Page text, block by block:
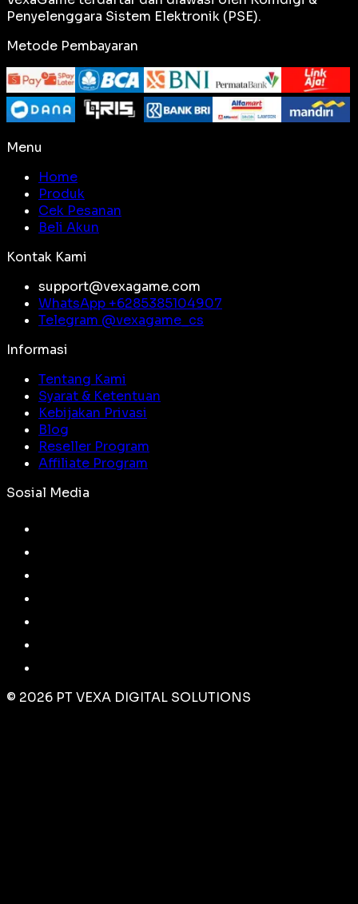
Penyelenggara Sistem Elektronik (PSE).
Metode Pembayaran
Menu
Home
Produk
Cek Pesanan
Beli Akun
Kontak Kami
support@vexagame.com
WhatsApp +6285385104907
Telegram @vexagame_cs
Informasi
Tentang Kami
Syarat & Ketentuan
Kebijakan Privasi
Blog
Reseller Program
Affiliate Program
Sosial Media
© 2026 PT VEXA DIGITAL SOLUTIONS